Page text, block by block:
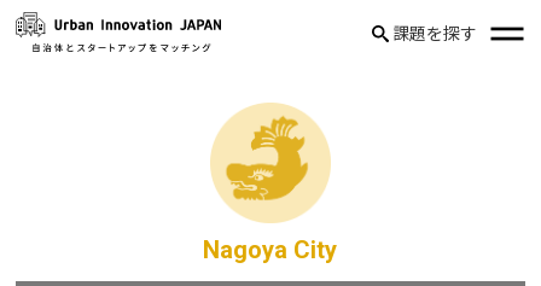
課題を探す
Nagoya City